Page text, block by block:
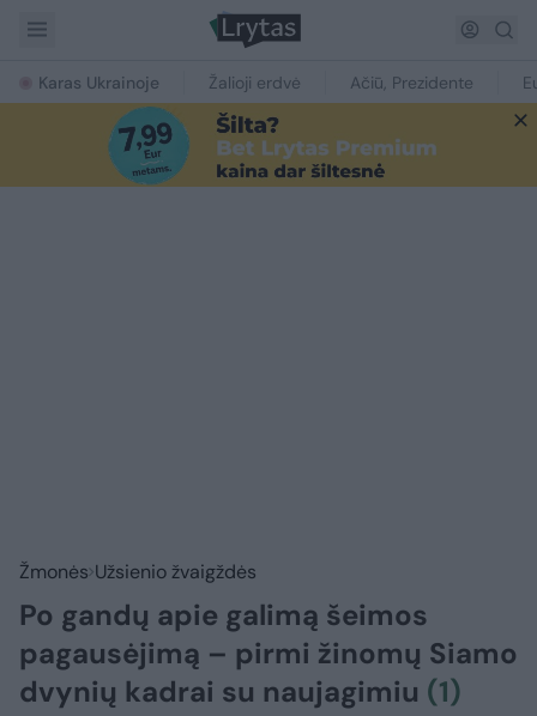
Karas Ukrainoje Žalioji erdvė Ačiū, Prezidente
Žmonės Užsienio žvaigždės
Po gandų apie galimą šeimos
pagausėjimą – pirmi žinomų Siamo
dvynių kadrai su naujagimiu (1)